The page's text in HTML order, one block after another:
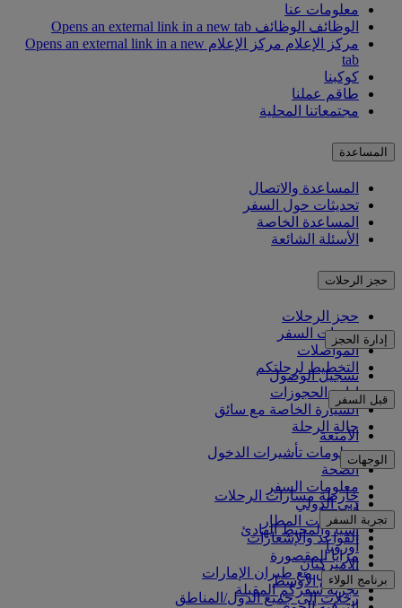
معلومات عنا
الوظائف الوظائف Opens an external link in a new tab
مركز الإعلام
مركز الإعلام Opens an external link in a new
tab
كوكبنا
طاقم عملنا
مجتمعاتنا المحلية
المساعدة
المساعدة والاتصال
تحديثات حول السفر
المساعدة الخاصة
الأسئلة الشائعة
حجز الرحلات
حجز الرحلات
خدمات السفر
المواصلات
التخطيط لرحلتكم
إدارة الحجز
تسجيل الوصول
إدارة الحجوزات
السيارة الخاصة مع سائق
حالة الرحلة
قبل السفر
الأمتعة
معلومات تأشيرات الدخول
الصحة
معلومات السفر
دبي الدولي
مواصلات المطار
القواعد والإشعارات
الوجهات
خارطة مسارات الرحلات
أفريقيا
آسيا والمحيط الهادئ
أوروبا
الأميركتان
الشرق الأوسط
رحلات إلى جميع الدول/المناطق
تجربة السفر
مزايا المقصورة
التسوق مع طيران الإمارات
تجربة سفركم المقبلة
برنامج الولاء